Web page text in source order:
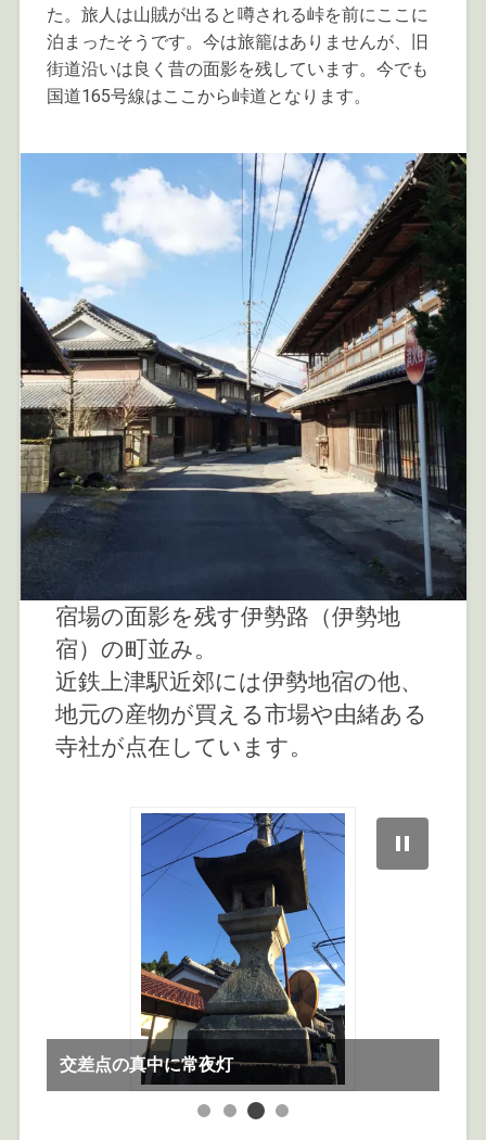
た。旅人は山賊が出ると噂される峠を前にここに
泊まったそうです。今は旅籠はありませんが、旧
街道沿いは良く昔の面影を残しています。今でも
国道165号線はここから峠道となります。
宿場の面影を残す伊勢路（伊勢地
宿）の町並み。
近鉄上津駅近郊には伊勢地宿の他、
地元の産物が買える市場や由緒ある
寺社が点在しています。
交差点の真中に常夜灯